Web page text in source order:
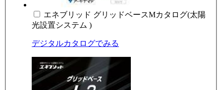
エネブリッド グリッドベースMカタログ(太陽
光設置システム )
デジタルカタログでみる